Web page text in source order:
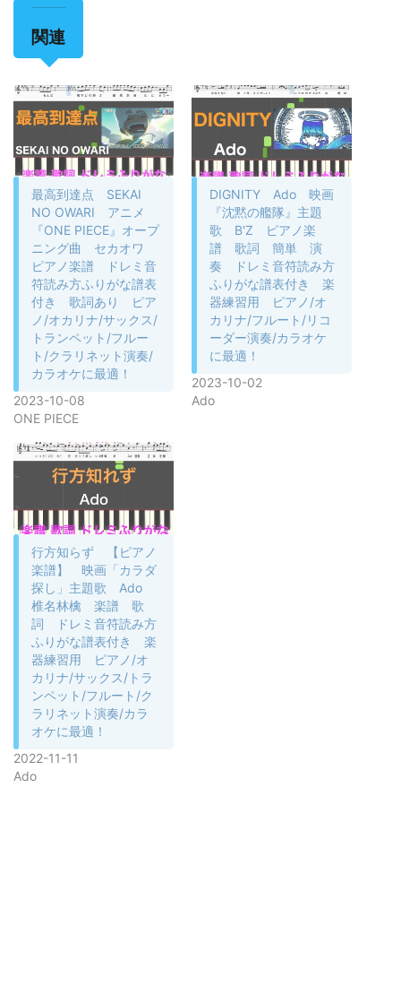
関連
最高到達点 SEKAI
NO OWARI アニメ
『ONE PIECE』オープ
ニング曲 セカオワ
ピアノ楽譜 ドレミ音
符読み方ふりがな譜表
付き 歌詞あり ピア
ノ/オカリナ/サックス/
トランペット/フルー
ト/クラリネット演奏/
カラオケに最適！
2023-10-08
ONE PIECE
DIGNITY Ado 映画
『沈黙の艦隊』主題
歌 B'Z ピアノ楽
譜 歌詞 簡単 演
奏 ドレミ音符読み方
ふりがな譜表付き 楽
器練習用 ピアノ/オ
カリナ/フルート/リコ
ーダー演奏/カラオケ
に最適！
2023-10-02
Ado
行方知らず 【ピアノ
楽譜】 映画「カラダ
探し」主題歌 Ado
椎名林檎 楽譜 歌
詞 ドレミ音符読み方
ふりがな譜表付き 楽
器練習用 ピアノ/オ
カリナ/サックス/トラ
ンペット/フルート/ク
ラリネット演奏/カラ
オケに最適！
2022-11-11
Ado